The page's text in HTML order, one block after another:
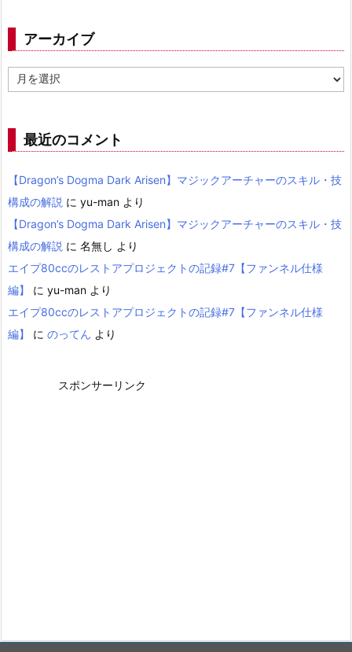
アーカイブ
ー
ブ 最近のコメント
【Dragon’s Dogma Dark Arisen】マジックアーチャーのスキル・技
構成の解説 に yu-man より
【Dragon’s Dogma Dark Arisen】マジックアーチャーのスキル・技
構成の解説 に 名無し より
エイプ80ccのレストアプロジェクトの記録#7【ファンネル仕様
編】
に yu-man より
エイプ80ccのレストアプロジェクトの記録#7【ファンネル仕様
編】
に のってん より
スポンサーリンク